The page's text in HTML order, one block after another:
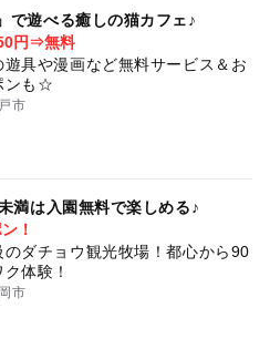
で遊べる癒しの猫カフェ♪
円⇒無料
遊具や漫画など無料サービス＆お
ンも☆
市
満は入園無料で楽しめる♪
！
のダチョウ観光牧場！都心から90
体験！
市